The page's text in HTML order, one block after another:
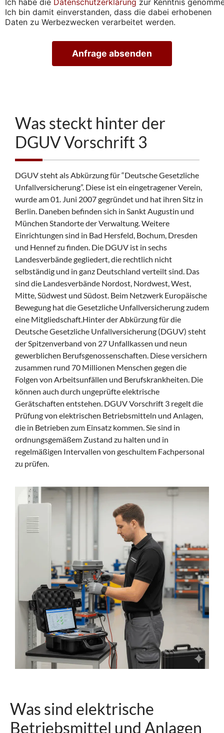
c
h
t
u
n
m
n
v
e
e
i
n
b
a
r
e
n
Ich bin damit einverstanden, dass die dabei erhobenen
Daten zu Werbezwecken verarbeitet werden.
Anfrage absenden
Was steckt hinter der
DGUV Vorschrift 3
DGUV steht als Abkürzung für “Deutsche Gesetzliche
Unfallversicherung”. Diese ist ein eingetragener Verein,
wurde am 01. Juni 2007 gegründet und hat ihren Sitz in
Berlin. Daneben befinden sich in Sankt Augustin und
München Standorte der Verwaltung. Weitere
Einrichtungen sind in Bad Hersfeld, Bochum, Dresden
und Hennef zu finden. Die DGUV ist in sechs
Landesverbände gegliedert, die rechtlich nicht
selbständig und in ganz Deutschland verteilt sind. Das
sind die Landesverbände Nordost, Nordwest, West,
Mitte, Südwest und Südost. Beim Netzwerk Europäische
Bewegung hat die Gesetzliche Unfallversicherung zudem
eine Mitgliedschaft.Hinter der Abkürzung für die
Deutsche Gesetzliche Unfallversicherung (DGUV) steht
der Spitzenverband von 27 Unfallkassen und neun
gewerblichen Berufsgenossenschaften. Diese versichern
zusammen rund 70 Millionen Menschen gegen die
Folgen von Arbeitsunfällen und Berufskrankheiten. Die
können auch durch ungeprüfte elektrische
Gerätschaften entstehen. DGUV Vorschrift 3 regelt die
Prüfung von elektrischen Betriebsmitteln und Anlagen,
die in Betrieben zum Einsatz kommen. Sie sind in
ordnungsgemäßem Zustand zu halten und in
regelmäßigen Intervallen von geschultem Fachpersonal
zu prüfen.
Was sind elektrische
Betriebsmittel und Anlagen